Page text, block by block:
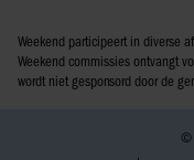
Weekend participeert in diverse
Weekend commissies ontvangt
wordt niet gesponsord door de
©